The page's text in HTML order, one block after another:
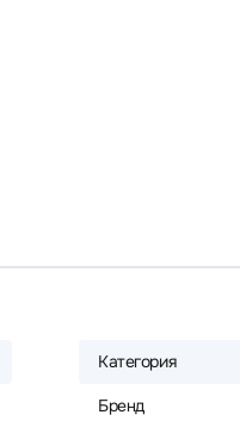
Категория
Бренд